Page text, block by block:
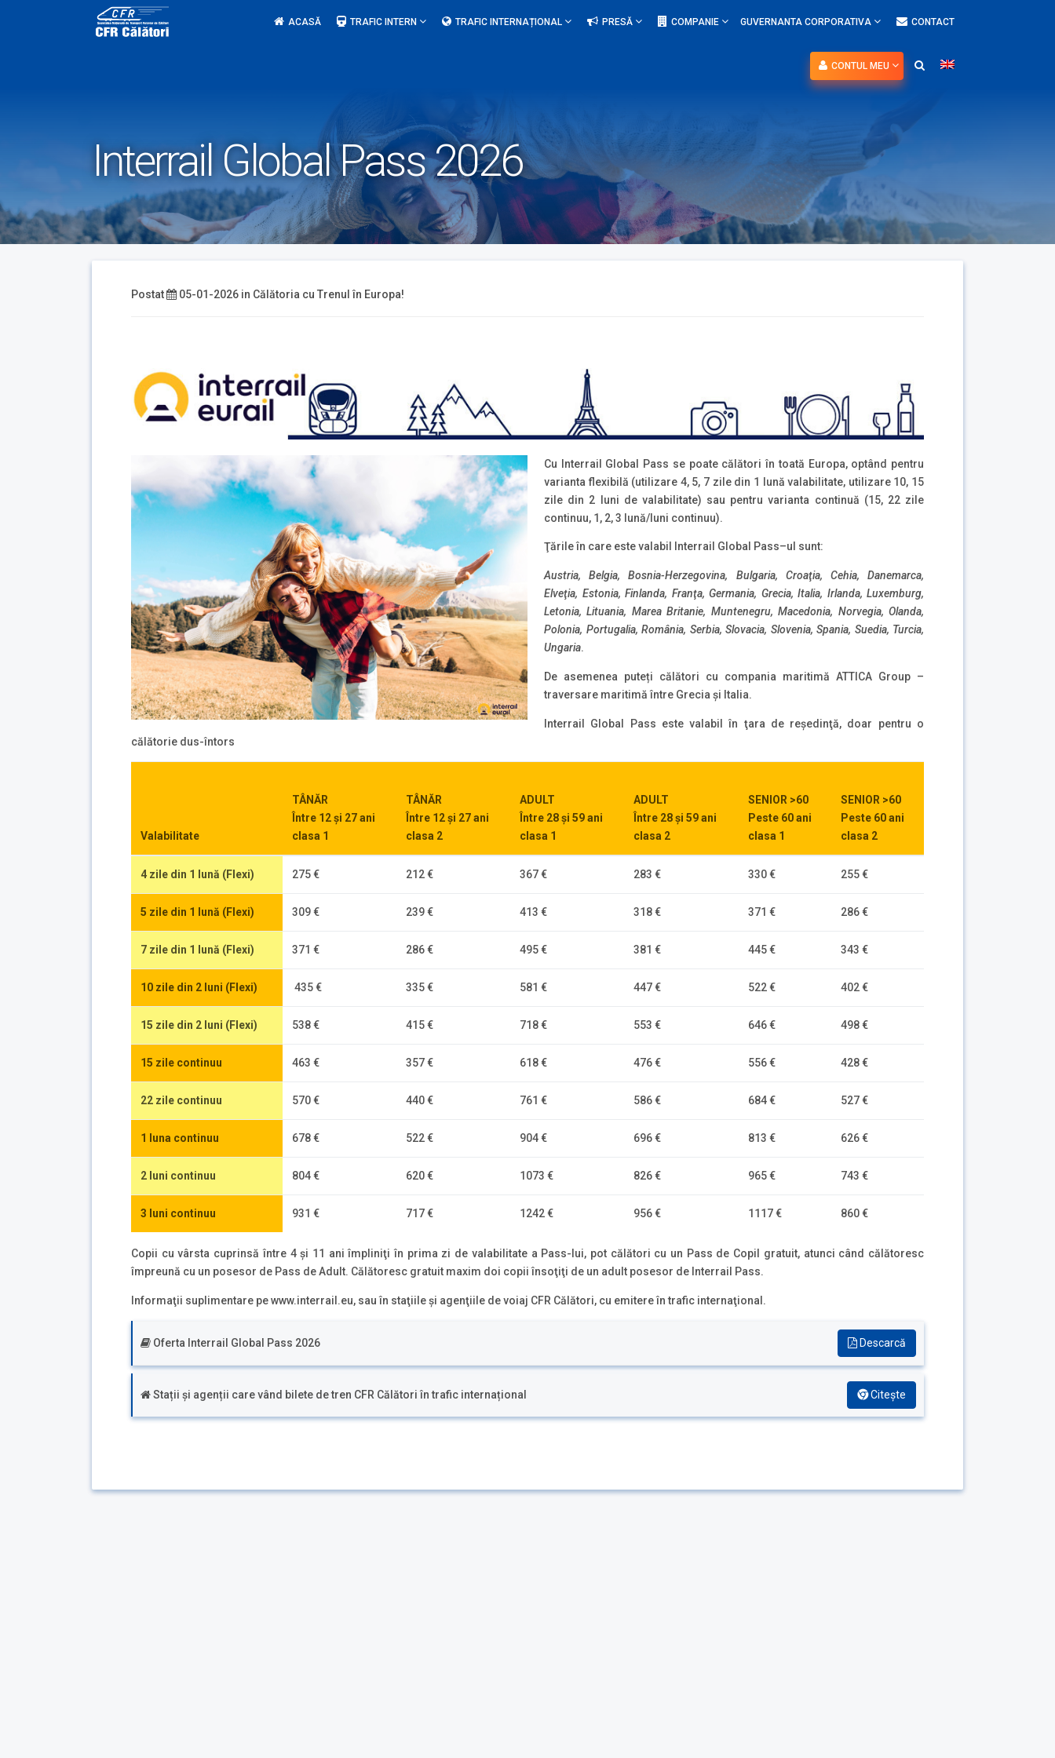
ACASĂ TRAFIC INTERN TRAFIC INTERNAȚIONAL PRESĂ COMPANIE GUVERNANTA CORPORATIVA CONTACT
CONTUL MEU
Interrail Global Pass 2026
Postat 05-01-2026 in Călătoria cu Trenul în Europa!
Cu Interrail Global Pass se poate călători în toată Europa, optând pentru
varianta flexibilă (utilizare 4, 5, 7 zile din 1 lună valabilitate, utilizare 10, 15
zile din 2 luni de valabilitate) sau pentru varianta continuă (15, 22 zile
continuu, 1, 2, 3 lună/luni continuu).
Ţările în care este valabil Interrail Global Pass–ul sunt:
Austria, Belgia, Bosnia-Herzegovina, Bulgaria, Croaţia, Cehia, Danemarca,
Elveţia, Estonia, Finlanda, Franţa, Germania, Grecia, Italia, Irlanda, Luxemburg,
Letonia, Lituania, Marea Britanie, Muntenegru, Macedonia, Norvegia, Olanda,
Polonia, Portugalia, România, Serbia, Slovacia, Slovenia, Spania, Suedia, Turcia,
Ungaria.
De asemenea puteți călători cu compania maritimă ATTICA Group –
traversare maritimă între Grecia şi Italia.
Interrail Global Pass este valabil în ţara de reşedinţă, doar pentru o
călătorie dus-întors
Valabilitate
TÂNĂR
Între 12 și 27 ani
clasa 1
TÂNĂR
Între 12 și 27 ani
clasa 2
ADULT
Între 28 și 59 ani
clasa 1
ADULT
Între 28 și 59 ani
clasa 2
SENIOR >60
Peste 60 ani
clasa 1
SENIOR >60
Peste 60 ani
clasa 2
4 zile din 1 lună (Flexi) 275 € 212 € 367 € 283 € 330 € 255 €
5 zile din 1 lună (Flexi) 309 € 239 € 413 € 318 € 371 € 286 €
7 zile din 1 lună (Flexi) 371 € 286 € 495 € 381 € 445 € 343 €
10 zile din 2 luni (Flexi) 435 € 335 € 581 € 447 € 522 € 402 €
15 zile din 2 luni (Flexi) 538 € 415 € 718 € 553 € 646 € 498 €
15 zile continuu 463 € 357 € 618 € 476 € 556 € 428 €
22 zile continuu 570 € 440 € 761 € 586 € 684 € 527 €
1 luna continuu 678 € 522 € 904 € 696 € 813 € 626 €
2 luni continuu 804 € 620 € 1073 € 826 € 965 € 743 €
3 luni continuu 931 € 717 € 1242 € 956 € 1117 € 860 €
Copii cu vârsta cuprinsă între 4 şi 11 ani împliniţi în prima zi de valabilitate a Pass-lui, pot călători cu un Pass de Copil gratuit, atunci când călătoresc
împreună cu un posesor de Pass de Adult. Călătoresc gratuit maxim doi copii însoţiţi de un adult posesor de Interrail Pass.
Informaţii suplimentare pe www.interrail.eu, sau în staţiile şi agenţiile de voiaj CFR Călători, cu emitere în trafic internaţional.
Oferta Interrail Global Pass 2026 Descarcă
Stații și agenții care vând bilete de tren CFR Călători în trafic internațional Citește